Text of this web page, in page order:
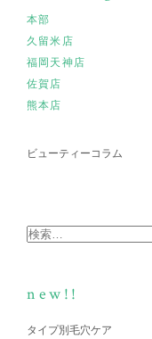
本部
久留米店
福岡天神店
佐賀店
熊本店
ビューティーコラム
new!!
タイプ別毛穴ケア